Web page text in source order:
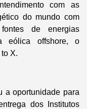
com as
do mundo com
de energias
eólica offshore, o
X.
a oportunidade para
dos Institutos